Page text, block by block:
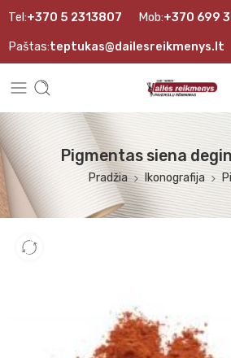
Tel:+370 5 2313807 Mob:+370 699
Paštas:teptukas@dailesreikmenys.lt
Pigmentas siena
Pradžia Ikonografija